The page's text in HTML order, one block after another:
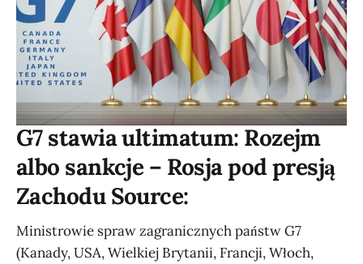
G7 stawia ultimatum: Rozejm
albo sankcje – Rosja pod presją
Zachodu Source:
Ministrowie spraw zagranicznych państw G7
(Kanady, USA, Wielkiej Brytanii, Francji, Włoch,